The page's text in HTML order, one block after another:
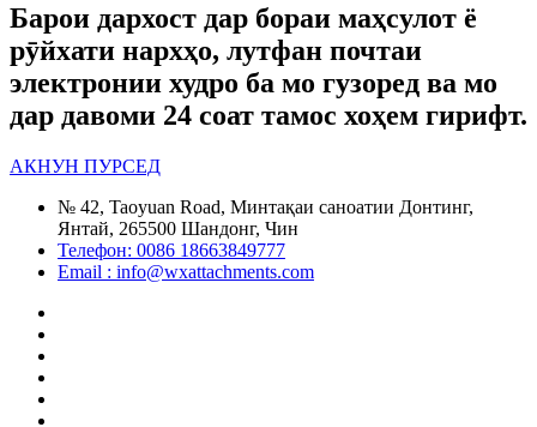
Барои дархост дар бораи маҳсулот ё
рӯйхати нархҳо, лутфан почтаи
электронии худро ба мо гузоред ва мо
дар давоми 24 соат тамос хоҳем гирифт.
АКНУН ПУРСЕД
№ 42, Taoyuan Road, Минтақаи саноатии Донтинг,
Янтай, 265500 Шандонг, Чин
Телефон: 0086 18663849777
Email : info@wxattachments.com